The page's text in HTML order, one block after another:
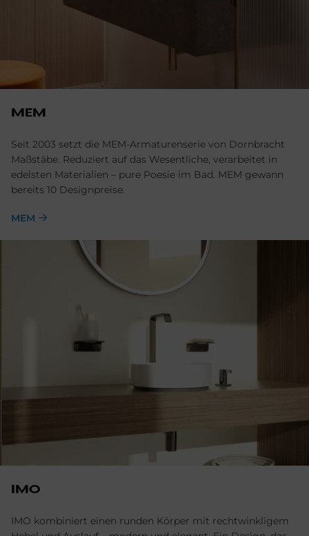
MEM
Seit 2003 setzt die MEM-Armaturenserie von Dornbracht
Maßstäbe. Reduziert auf das Wesentliche, verarbeitet in
edelsten Materialien – pure Poesie im Bad. MEM gewann
bereits 10 Designpreise.
MEM
IMO
IMO kombiniert einen runden Körper mit rechtwinkligem